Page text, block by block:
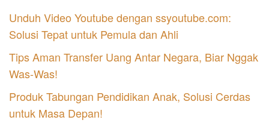
Unduh Video Youtube dengan ssyoutube.com:
Solusi Tepat untuk Pemula dan Ahli
Tips Aman Transfer Uang Antar Negara, Biar Nggak
Was-Was!
Produk Tabungan Pendidikan Anak, Solusi Cerdas
untuk Masa Depan!